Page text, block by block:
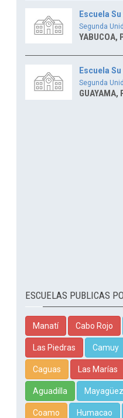
Escuela
Segunda
YABUCOA,
Escuela
Segunda
GUAYAMA,
ESCUELAS PUBLICAS
Manatí Cabo Rojo
Las Piedras Camuy
Caguas Las Marías
Aguadilla Mayagüez
Coamo Humacao